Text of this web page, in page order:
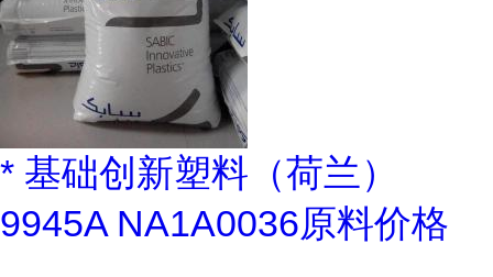
* 基础创新塑料（荷兰）
9945A NA1A0036原料价格